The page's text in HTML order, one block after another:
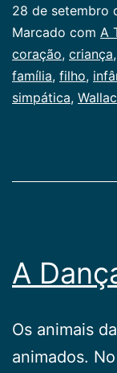
28 de setembro
Categorizado
como
Infancia
Marcado com A
coração, criança,
família, filho,
simpática,
A
Os animais
animados.